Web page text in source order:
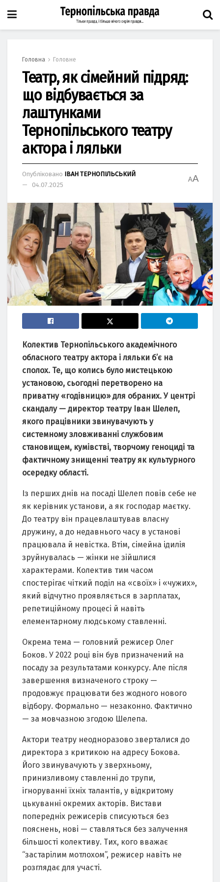
Головна Головне
Театр, як сімейний підряд:
що відбувається за
лаштунками
Тернопільського театру
актора і ляльки
Опубліковано ІВАН ТЕРНОПІЛЬСЬКИЙ
04.07.2025
AA
Колектив Тернопільського академічного
обласного театру актора і ляльки б’є на
сполох. Те, що колись було мистецькою
установою, сьогодні перетворено на
приватну «годівницю» для обраних. У центрі
скандалу — директор театру Іван Шелеп,
якого працівники звинувачують у
системному зловживанні службовим
становищем, кумівстві, творчому геноциді та
фактичному знищенні театру як культурного
осередку області.
Із перших днів на посаді Шелеп повів себе не
як керівник установи, а як господар маєтку.
До театру він працевлаштував власну
дружину, а до недавнього часу в установі
працювала й невістка. Втім, сімейна ідилія
зруйнувалась — жінки не зійшлися
характерами. Колектив тим часом
спостерігає чіткий поділ на «своїх» і «чужих»,
який відчутно проявляється в зарплатах,
репетиційному процесі й навіть
елементарному людському ставленні.
Окрема тема — головний режисер Олег
Боков. У 2022 році він був призначений на
посаду за результатами конкурсу. Але після
завершення визначеного строку —
продовжує працювати без жодного нового
відбору. Формально — незаконно. Фактично
— за мовчазною згодою Шелепа.
Актори театру неодноразово зверталися до
директора з критикою на адресу Бокова.
Його звинувачують у зверхньому,
принизливому ставленні до трупи,
ігноруванні їхніх талантів, у відкритому
цькуванні окремих акторів. Вистави
попередніх режисерів списуються без
пояснень, нові — ставляться без залучення
більшості колективу. Тих, кого вважає
“застарілим мотлохом”, режисер навіть не
розглядає для участі.